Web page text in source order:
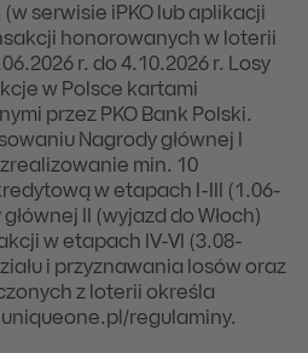
serwisie iPKO lub aplikacji
honorowanych w loterii
r. do 4.10.2026 r. Losy
w Polsce kartami
przez PKO Bank Polski.
Nagrody głównej I
min. 10
w etapach I-III (1.06-
II (wyjazd do Włoch)
w etapach IV-VI (3.08-
i przyznawania losów oraz
z loterii określa
regulaminy.